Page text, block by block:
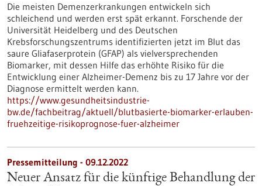
Die meisten Demenzerkrankungen entwickeln sich
schleichend und werden erst spät erkannt. Forschende der
Universität Heidelberg und des Deutschen
Krebsforschungszentrums identifizierten jetzt im Blut das
saure Gliafaserprotein (GFAP) als vielversprechenden
Biomarker, mit dessen Hilfe das erhöhte Risiko für die
Entwicklung einer Alzheimer-Demenz bis zu 17 Jahre vor der
Diagnose ermittelt werden kann.
https://www.gesundheitsindustrie-
bw.de/fachbeitrag/aktuell/blutbasierte-biomarker-erlauben-
fruehzeitige-risikoprognose-fuer-alzheimer
Pressemitteilung - 09.12.2022
Neuer Ansatz für die künftige Behandlung der